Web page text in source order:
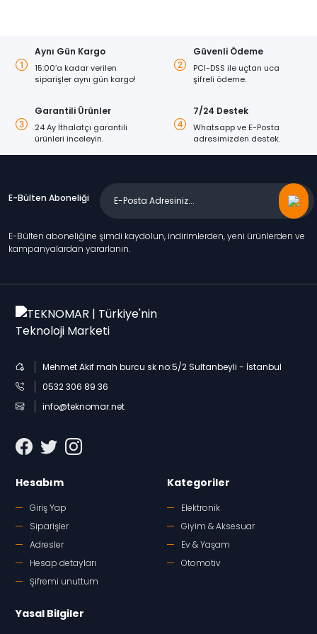
Aynı Gün Kargo
15:00’a kadar verilen
siparişler aynı gün kargo!
Güvenli Ödeme
PCI-DSS ile uçtan uca
şifreli ödeme.
Garantili Ürünler
24 Ay İthalatçı garantili
ürünleri inceleyin.
7/24 Destek
Whatsapp ve E-Posta
adresimizden destek.
E-Bülten Aboneliği
E-Bülten aboneliğine şimdi kaydolun, indirimlerden, yeni ürünlerden ve
kampanyalardan yararlanın.
Mehmet Akif mah burcu sk no:5/2 Sultanbeyli - İstanbul
0532 306 89 36
info@teknomar.net
Hesabım
Giriş Yap
Siparişler
Adresler
Hesap detayları
Şifremi unuttum
Kategoriler
Elektronik
Giyim & Aksesuar
Ev & Yaşam
Otomotiv
Yasal Bilgiler